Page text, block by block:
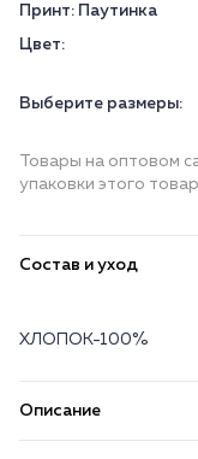
Принт: Паутинка
Цвет:
Выберите размеры:
Товары на оптовом
упаковки этого
Состав и уход
ХЛОПОК-100%
Описание